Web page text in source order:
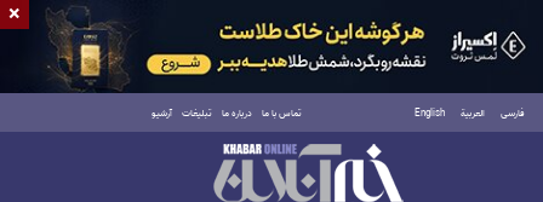
فارسی العربية English تماس با ما درباره ما تبلیغات آرشیو
جمعه ۱۶ مرداد ۱۴۰۵
×